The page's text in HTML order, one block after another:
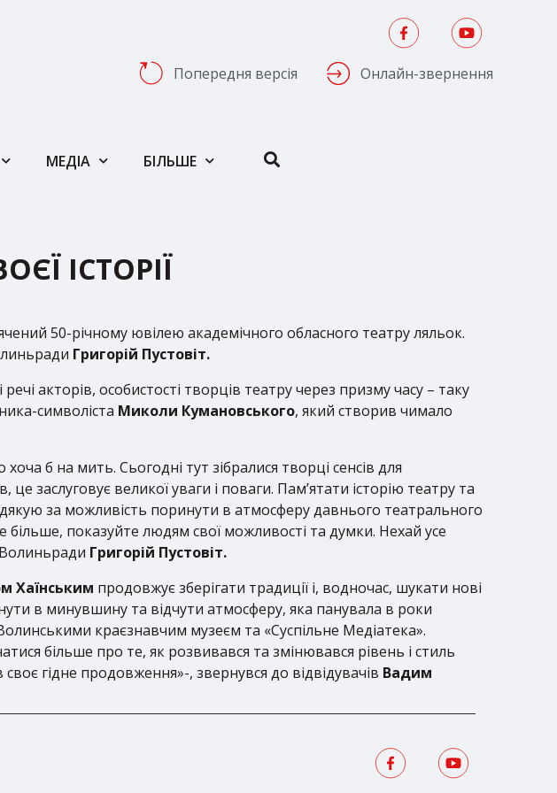
Попередня версія Онлайн-звернення
МЕДІА БІЛЬШЕ
ІСТОРІЇ
50-річному ювілею академічного обласного театру ляльок.
Григорій Пустовіт.
акторів, особистості творців театру через призму часу – таку
символіста Миколи Кумановського, який створив чимало
б на мить. Сьогодні тут зібралися творці сенсів для
заслуговує великої уваги і поваги. Памʼятати історію театру та
за можливість поринути в атмосферу давнього театрального
показуйте людям свої можливості та думки. Нехай усе
Григорій Пустовіт.
Хаїнським продовжує зберігати традиції і, водночас, шукати нові
в минувшину та відчути атмосферу, яка панувала в роки
краєзнавчим музеєм та «Суспільне Медіатека».
більше про те, як розвивався та змінювався рівень і стиль
гідне продовження»-, звернувся до відвідувачів Вадим